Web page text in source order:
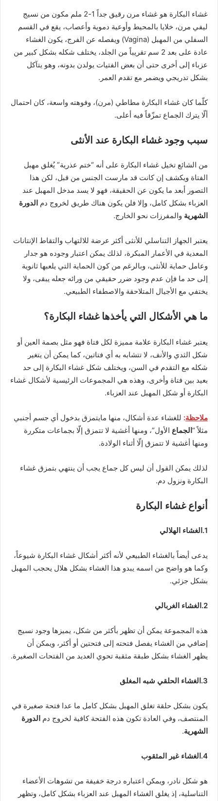
غشاء البكارة هو غشاء مرن رقيق جداً 1-2 ملم مكون من نسيج
ليفي مرن، خلايا بالمحيط وأوعية دموية وأعصاب، يقع في القسم
السفلي من المهبل (Vagina) ويفصله عن الفرج، يكون الغشاء
عادة على بعد 2 سم تقريباً من الجلد، يختلف شكله بشكل كبير من
عزباء إلى أخرى حتى أن بعض الفتيات يولدن بدونه، وهو يتآكل
بشكل تدريجي ويضمر مع تقدم العمر.
كلّما كان غشاء البكارة مطاطي (مرن)، وفوهته واسعة، كان احتمال
ألّا يترك الجماع تمزّقاً فيه أعلى.
سبب وجود غشاء البكارة عند الأنثى
من الشائع تخيل غشاء البكارة على أنه “ختم عذرية” يُغلق مهبل
الفتاة ويكشف إن كانت قد مارست الجنس من قبل، لكن هذا
التصور أبعد ما يكون عن الحقيقة، فهو لا يسد مدخل المهبل عند
العزباء بشكل كامل، وإلا فلن يكون هناك طريق لخروج دم الدورة
الشهرية والمفرزات نحو الخارج.
يعتبر الجهاز التناسلي للأنثى أكثر عرضة للالتهاب والتقاط الإنتانات
المعدية في الأعمار المبكرة، لذلك يمكن اعتبار وجوده هو جدار
وعامل حماية للأنثى، وبالرغم من كون الحماية التي يلعبها ثانوية
إلى حد ما فإن عدم وجود ضرر حقيقي من ورائه جعله يبقى، ولا
يختفي مع الأجيال المتلاحقة والاصطفاء الطبيعي.
ما هي الأشكال التي يأخذها غشاء البكارة؟
يعتبر غشاء البكارة علامة مميزة لكل فتاة فهو مثل بصمة العين أو
شكل الثدي والأنف، لا تتشابه به أي فتاتين، كما يمكن أن يتغير
شكله مع التقدم في السن، ويختلف شكل غشاء البكارة إلى حد
بعيد بين فتاة وأخرى، وهذه هي المجموعات الرئيسية لأشكال غشاء
البكارة أو شكل المهبل عند العزباء.
ملاحظة: للغشاء عدة أشكال، منها مايتمزق بدخول أي جسم أجنبي
مثلاً “ الجماع الأول”، ومنها أغشية لا تتمزق إلّا بجماعات متكررة
ومنها أغشية لا تتمزق إلّا أثناء الولادة.
لذلك يمكن القول أن ليس كل جماع يجب أن ينتهي بتمزق غشاء
البكارة ونزول دم.
أنواع غشاء البكارة
1.الغشاء الهلالي
يدعى أيضاً بالغشاء الطبيعي لأنه أكثر أشكال غشاء البكارة شيوعاً،
وكما هو واضح من اسمه يبدو هذا الغشاء بشكل هلال يحجب المهبل
بشكل جزئي.
2.الغشاء الغربالي
هذه المجموعة يمكن أن تظهر بأكثر من شكل، يميزها وجود نسيج
إضافي من الغشاء يفصل فتحته إلى فتحتين أو أكثر، ويمكن أن
يظهر الغشاء بشكل طبقة مثقبة تحوي العديد من الفتحات الصغيرة.
3.الغشاء الحلقي شبه المغلق
يكون بشكل حلقة تغلق المهبل بشكل كامل ما عدا فتحة صغيرة في
المنتصف، وفي العادة تكون هذه الفتحة كافية لخروج دم الدورة
الشهرية.
4.الغشاء غير المثقوب
هو شكل نادر، ويمكن اعتباره درجة خفيفة من تشوهات الأعضاء
التناسلية، إذ يغلق الغشاء المهبل عند العزباء بشكل كامل، وتظهر